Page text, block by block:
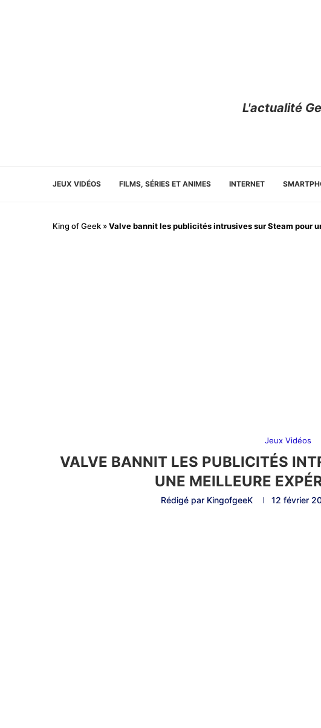
L'actualité
JEUX VIDÉOS FILMS, SÉRIES ET ANIMES INTERNET
King of Geek »Valve bannit les publicités intrusives sur Steam pour
Jeux Vidéos
VALVE BANNIT LES PUBLICITÉS
UNE MEILLEURE
Rédigé par KingofgeeK 12 février